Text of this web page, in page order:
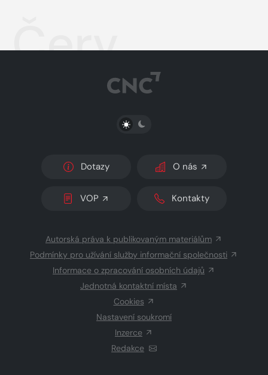
Červ
PŘEPNOUT SVĚTLÝ/TMAVÝ REŽIM
Dotazy O nás
VOP Kontakty
Autorská práva k publikovaným materiálům
Podmínky pro užívání služby informační společnosti
Informace o zpracování osobních údajů
Jednotná kontaktní místa
Cookies
Nastavení soukromí
Inzerce
Redakce